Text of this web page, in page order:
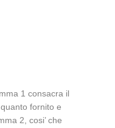
1 consacra il
fornito e
2, cosi’ che